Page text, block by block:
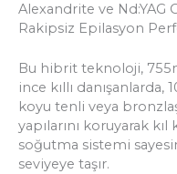
Alexandrite ve Nd:YAG
Rakipsiz Epilasyon
Bu hibrit teknoloji,
ince kıllı
koyu tenli veya
yapılarını koruyarak
soğutma sistemi
seviyeye taşır.